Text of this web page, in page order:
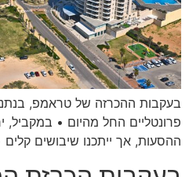
בעקבות ההכרזה של טראמפ,
פרונטליים החל מהיום • במקביל,
ההסעות, אך ייתכנו שיבושים